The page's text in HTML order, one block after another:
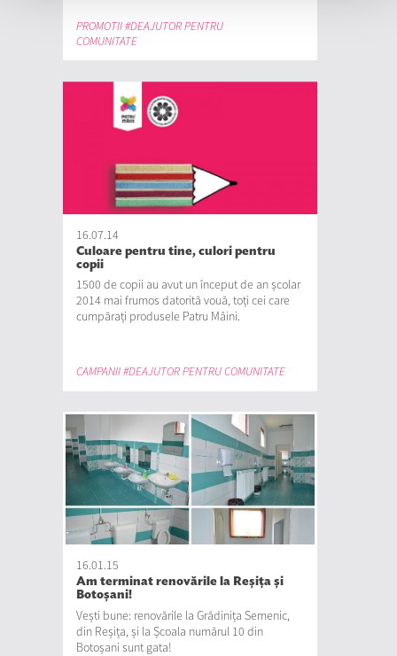
PROMOTII #DEAJUTOR PENTRU
COMUNITATE
16.07.14
Culoare pentru tine, culori pentru
copii
1500 de copii au avut un început de an școlar
2014 mai frumos datorită vouă, toți cei care
cumpărați produsele Patru Mâini.
CAMPANII #DEAJUTOR PENTRU COMUNITATE
16.01.15
Am terminat renovările la Reșița și
Botoșani!
Vești bune: renovările la Grădinița Semenic,
din Reșița, și la Școala numărul 10 din
Botoșani sunt gata!